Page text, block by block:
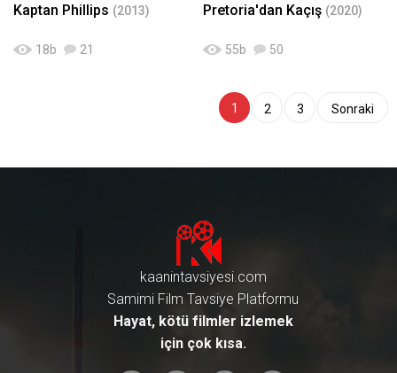
Kaptan Phillips (2013)
18b 21
Pretoria'dan Kaçış (2020)
55b 50
1 2 3 Sonraki
kaanintavsiyesi.com
Samimi Film Tavsiye Platformu
Hayat, kötü filmler izlemek
için çok kısa.